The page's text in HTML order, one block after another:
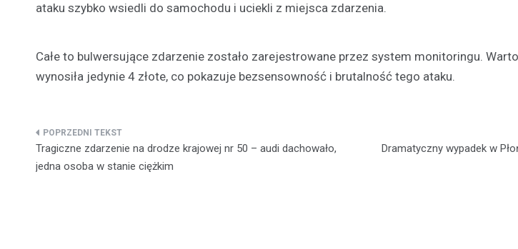
ataku szybko wsiedli do samochodu i uciekli z miejsca zdarzenia.
Całe to bulwersujące zdarzenie zostało zarejestrowane przez system monitoringu.
wynosiła jedynie 4 złote, co pokazuje bezsensowność i brutalność tego ataku.
Nawigacja
wpisu
Tragiczne zdarzenie na drodze krajowej nr 50 – audi dachowało,
jedna osoba w stanie ciężkim
Dramatyczny wypadek w
w
tego